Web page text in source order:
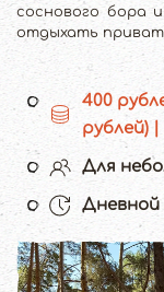
соснового бора
отдыхать
400
рублей) |
Для